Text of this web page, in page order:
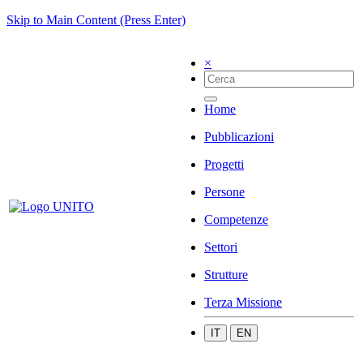
Skip to Main Content (Press Enter)
×
Home
Pubblicazioni
Progetti
Persone
Competenze
Settori
Strutture
Terza Missione
IT EN